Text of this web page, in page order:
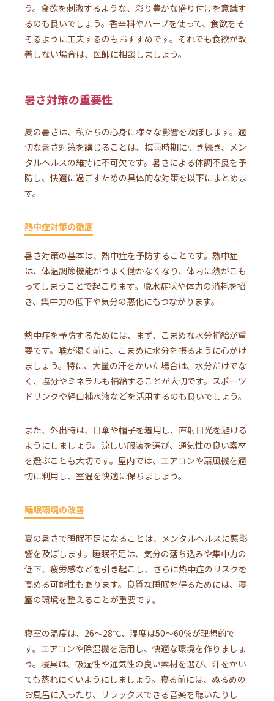
う。食欲を刺激するような、彩り豊かな盛り付けを意識す
るのも良いでしょう。香辛料やハーブを使って、食欲をそ
そるように工夫するのもおすすめです。それでも食欲が改
善しない場合は、医師に相談しましょう。
暑さ対策の重要性
夏の暑さは、私たちの心身に様々な影響を及ぼします。適
切な暑さ対策を講じることは、梅雨時期に引き続き、メン
タルヘルスの維持に不可欠です。暑さによる体調不良を予
防し、快適に過ごすための具体的な対策を以下にまとめま
す。
熱中症対策の徹底
暑さ対策の基本は、熱中症を予防することです。熱中症
は、体温調節機能がうまく働かなくなり、体内に熱がこも
ってしまうことで起こります。脱水症状や体力の消耗を招
き、集中力の低下や気分の悪化にもつながります。
熱中症を予防するためには、まず、こまめな水分補給が重
要です。喉が渇く前に、こまめに水分を摂るように心がけ
ましょう。特に、大量の汗をかいた場合は、水分だけでな
く、塩分やミネラルも補給することが大切です。スポーツ
ドリンクや経口補水液などを活用するのも良いでしょう。
また、外出時は、日傘や帽子を着用し、直射日光を避ける
ようにしましょう。涼しい服装を選び、通気性の良い素材
を選ぶことも大切です。屋内では、エアコンや扇風機を適
切に利用し、室温を快適に保ちましょう。
睡眠環境の改善
夏の暑さで睡眠不足になることは、メンタルヘルスに悪影
響を及ぼします。睡眠不足は、気分の落ち込みや集中力の
低下、疲労感などを引き起こし、さらに熱中症のリスクを
高める可能性もあります。良質な睡眠を得るためには、寝
室の環境を整えることが重要です。
寝室の温度は、26〜28℃、湿度は50〜60％が理想的で
す。エアコンや除湿機を活用し、快適な環境を作りましょ
う。寝具は、吸湿性や通気性の良い素材を選び、汗をかい
ても蒸れにくいようにしましょう。寝る前には、ぬるめの
お風呂に入ったり、リラックスできる音楽を聴いたりし